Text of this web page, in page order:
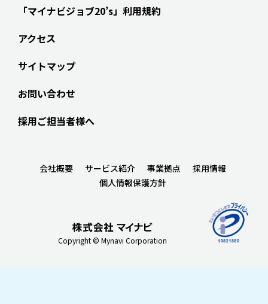
「マイナビジョブ20’s」利用規約
アクセス
サイトマップ
お問い合わせ
採用ご担当者様へ
Copyright © Mynavi Corporation
会社概要 サービス紹介 事業拠点
採用情報
個人情報保護方針